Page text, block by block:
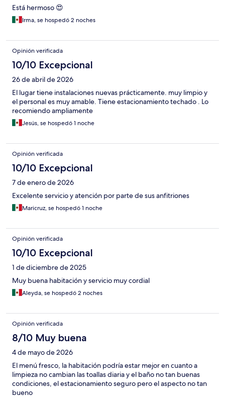
Está hermoso 😍
Irma, se hospedó 2 noches
Opinión verificada
10/10 Excepcional
26 de abril de 2026
El lugar tiene instalaciones nuevas prácticamente. muy limpio y
el personal es muy amable. Tiene estacionamiento techado . Lo
recomiendo ampliamente
Jesús, se hospedó 1 noche
Opinión verificada
10/10 Excepcional
7 de enero de 2026
Excelente servicio y atención por parte de sus anfitriones
Maricruz, se hospedó 1 noche
Opinión verificada
10/10 Excepcional
1 de diciembre de 2025
Muy buena habitación y servicio muy cordial
Aleyda, se hospedó 2 noches
Opinión verificada
8/10 Muy buena
4 de mayo de 2026
El menú fresco, la habitación podría estar mejor en cuanto a
limpieza no cambian las toallas diaria y el baño no tan buenas
condiciones, el estacionamiento seguro pero el aspecto no tan
bueno